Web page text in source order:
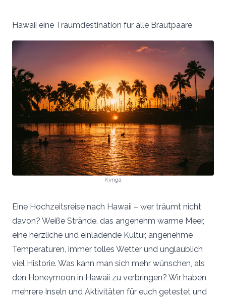
Hawaii eine Traumdestination für alle Brautpaare
Kvnga
Eine Hochzeitsreise nach Hawaii – wer träumt nicht
davon? Weiße Strände, das angenehm warme Meer,
eine herzliche und einladende Kultur, angenehme
Temperaturen, immer tolles Wetter und unglaublich
viel Historie. Was kann man sich mehr wünschen, als
den Honeymoon in Hawaii zu verbringen? Wir haben
mehrere Inseln und Aktivitäten für euch getestet und